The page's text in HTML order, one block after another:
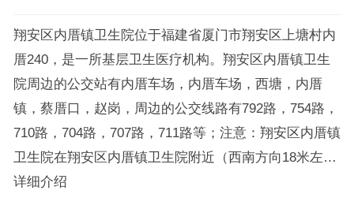
翔安区内厝镇卫生院位于福建省厦门市翔安区上塘村内
厝240，是一所基层卫生医疗机构。翔安区内厝镇卫生
院周边的公交站有内厝车场，内厝车场，西塘，内厝
镇，蔡厝口，赵岗，周边的公交线路有792路，754路，
710路，704路，707路，711路等；注意：翔安区内厝镇
卫生院在翔安区内厝镇卫生院附近（西南方向18米左…
详细介绍